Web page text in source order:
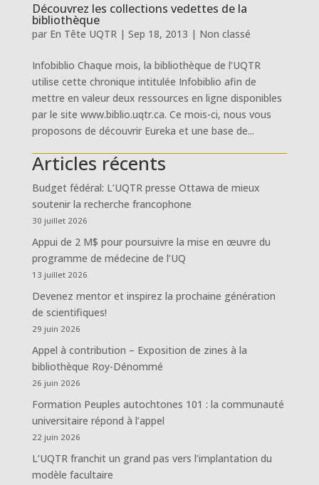
Découvrez les collections vedettes de la
bibliothèque
par En Tête UQTR| Sep 18, 2013 | Non classé
Infobiblio Chaque mois, la bibliothèque de l’UQTR
utilise cette chronique intitulée Infobiblio afin de
mettre en valeur deux ressources en ligne disponibles
par le site www.biblio.uqtr.ca. Ce mois-ci, nous vous
proposons de découvrir Eureka et une base de...
Articles récents
Budget fédéral: L’UQTR presse Ottawa de mieux
soutenir la recherche francophone
30 juillet 2026
Appui de 2 M$ pour poursuivre la mise en œuvre du
programme de médecine de l’UQ
13 juillet 2026
Devenez mentor et inspirez la prochaine génération
de scientifiques!
29 juin 2026
Appel à contribution – Exposition de zines à la
bibliothèque Roy-Dénommé
26 juin 2026
Formation Peuples autochtones 101 : la communauté
universitaire répond à l’appel
22 juin 2026
L’UQTR franchit un grand pas vers l’implantation du
modèle facultaire